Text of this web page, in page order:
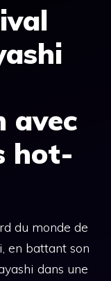
avec
hot-
du monde de
en battant son
dans une